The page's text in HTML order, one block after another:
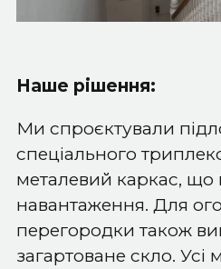
Наше рішення:
Ми спроєктували
спеціального
металевий каркас, що
навантаження. Для
перегородки також
загартоване скло. Усі